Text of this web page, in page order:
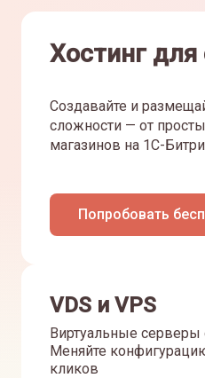
Хостинг для
Создавайте и
сложности — от
магазинов на 1С-
Попробовать
VDS и VPS
Виртуальные серверы
Меняйте
кликов